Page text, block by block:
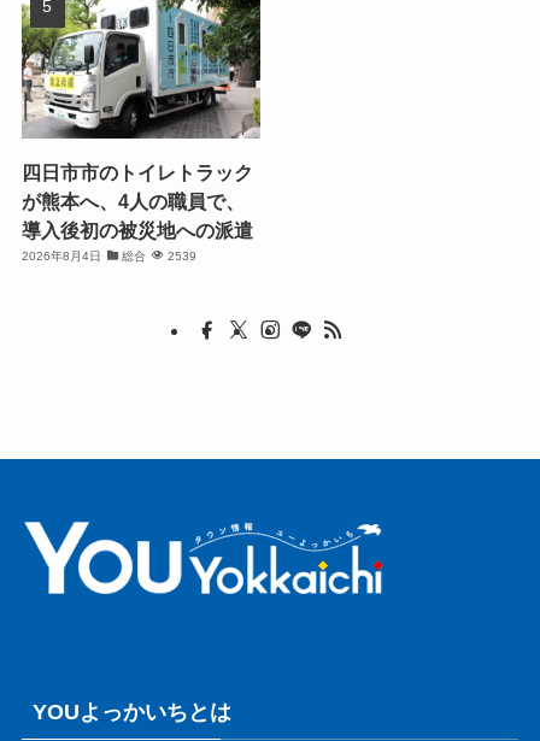
四日市市のトイレトラック
が熊本へ、4人の職員で、
導入後初の被災地への派遣
2026年8月4日 総合 2539
YOUよっかいちとは